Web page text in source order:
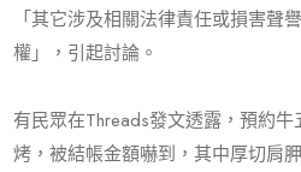
「其它涉及相關法律責任或損害聲
權」，引起討論。
有民眾在Threads發文透露，預約
烤，被結帳金額嚇到，其中厚切肩